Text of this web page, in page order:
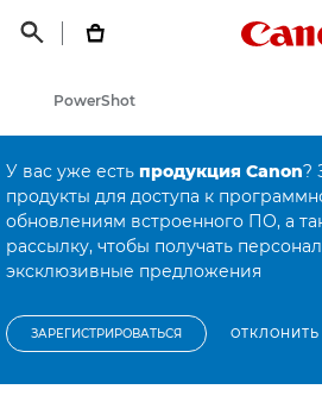
 
Онлайн-поддержка по потребительской продукции
PowerShot
У вас уже есть продукция Canon?
продукты для доступа к
обновлениям встроенного ПО, а
рассылку, чтобы получать
эксклюзивные предложения
ЗАРЕГИСТРИРОВАТЬСЯ ОТКЛОНИТЬ